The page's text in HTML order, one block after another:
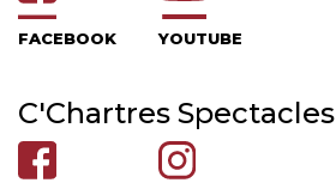
FACEBOOK YOUTUBE
C'Chartres Spectacles